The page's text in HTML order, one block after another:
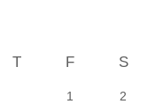
T F S
1 2